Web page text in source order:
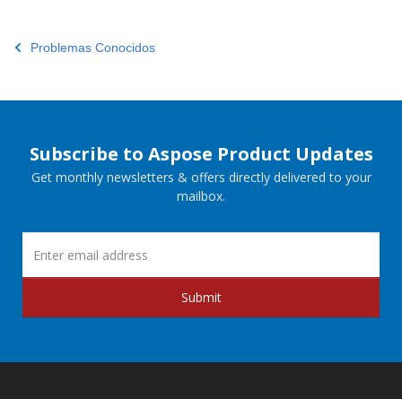
Problemas Conocidos
Subscribe to Aspose Product Updates
Get monthly newsletters & offers directly delivered to your
mailbox.
Submit